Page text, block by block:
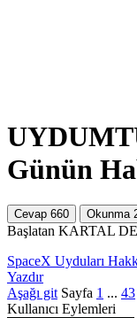
Günün
Cevap 660 Okunma
Başlatan KARTAL
SpaceX Uyduları
Yazdır
Aşağı git Sayfa 1 ... 43
Kullanıcı Eylemleri